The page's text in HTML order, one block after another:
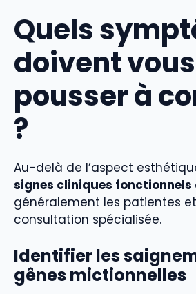
Quels
doivent vous
pousser à
?
Au-delà de l’aspect
signes cliniques
généralement les patientes
consultation spécialisée.
Identifier les
gênes mictionnelles